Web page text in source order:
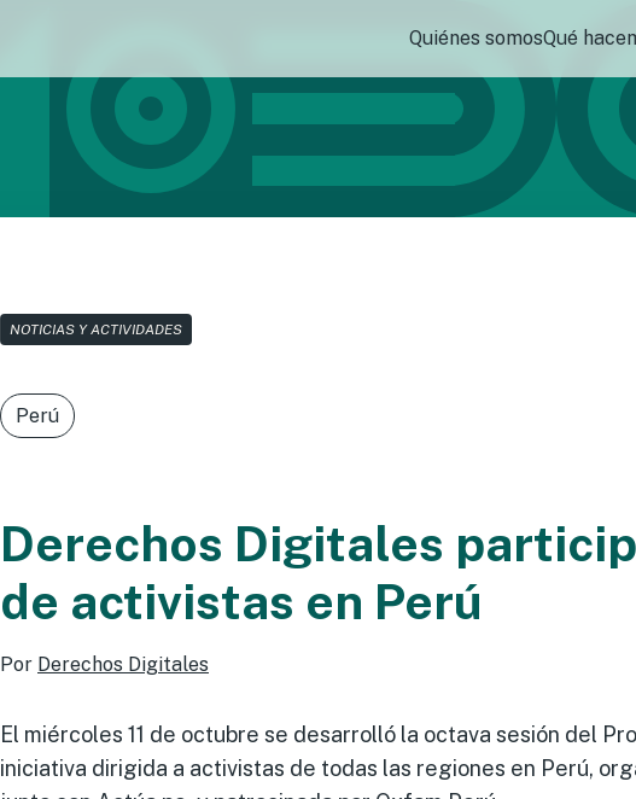
Quiénes somosQué
NOTICIAS Y ACTIVIDADES
Perú
Derechos Digitales
de activistas en Perú
Por Derechos Digitales
El miércoles 11 de octubre se desarrolló la octava sesión del
iniciativa dirigida a activistas de todas las regiones en Perú,